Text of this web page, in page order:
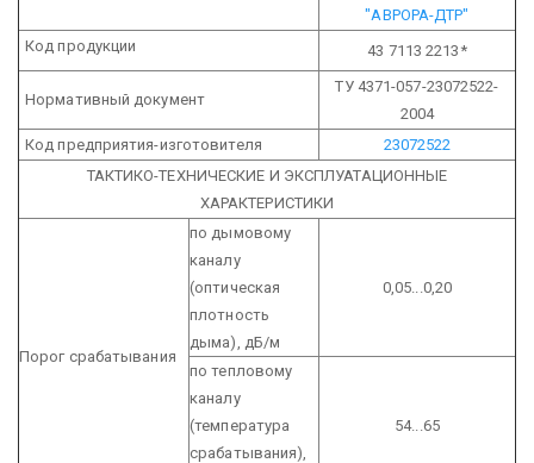
"АВРОРА-ДТР"
Код продукции
43 7113 2213*
Нормативный документ
ТУ 4371-057-23072522-
2004
Код предприятия-изготовителя
23072522
ТАКТИКО-ТЕХНИЧЕСКИЕ И ЭКСПЛУАТАЦИОННЫЕ
ХАРАКТЕРИСТИКИ
Порогсрабатывания
по дымовому
каналу
(оптическая
плотность
дыма), дБ/м
0,05...0,20
по тепловому
каналу
(температура
срабатывания),
54...65